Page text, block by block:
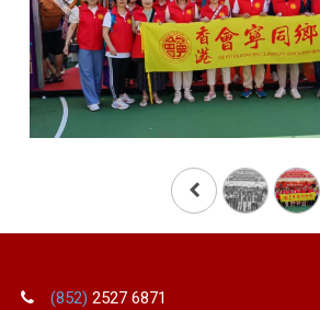
Previous
(852)2527 6871